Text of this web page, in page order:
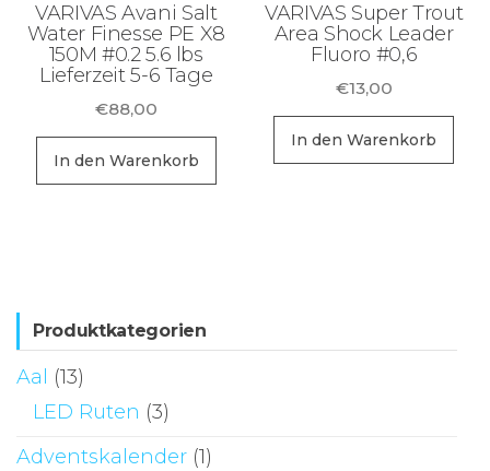
VARIVAS Avani Salt
Water Finesse PE X8
150M #0.2 5.6 lbs
Lieferzeit 5-6 Tage
€88,00
In den Warenkorb
VARIVAS Super Trout
Area Shock Leader
Fluoro #0,6
€13,00
In den Warenkorb
Produktkategorien
Aal
(13)
LED Ruten (3)
Adventskalender (1)